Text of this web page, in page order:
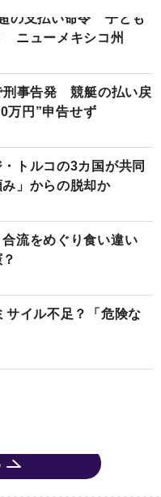
の支払い命令 子ども
ニューメキシコ州
刑事告発 競艇の払い戻
万円”申告せず
トルコの3カ国が共同
」からの脱却か
流をめぐり食い違い
サイル不足？「危険な